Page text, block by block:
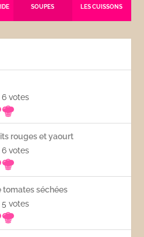
SOUPES LES CUISSONS
6votes
rouges et yaourt
6votes
tomates séchées
5votes